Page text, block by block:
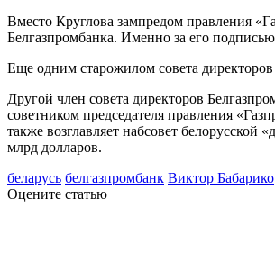
Вместо Круглова зампредом правления
Белгазпромбанка. Именно за его
Еще одним старожилом совета директоров
Другой член совета директоров
советником председателя правления
также возглавляет набсовет
млрд долларов.
беларусь белгазпромбанк Виктор Бабарико
Оцените статью